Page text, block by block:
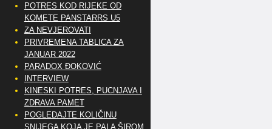
POTRES KOD RIJEKE OD
KOMETE PANSTARRS U5
ZA NEVJEROVATI
PRIVREMENA TABLICA ZA
JANUAR 2022
PARADOX ĐOKOVIĆ
INTERVIEW
KINESKI POTRES, PUCNJAVA I
ZDRAVA PAMET
POGLEDAJTE KOLIČINU
SNIJEGA KOJA JE PALA ŠIROM